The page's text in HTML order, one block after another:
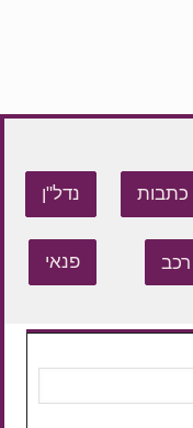
כתבות נדל"ן
רכב פנאי